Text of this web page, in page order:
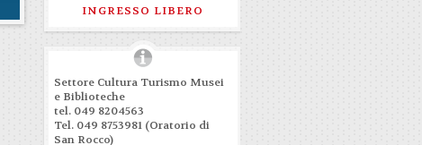
INGRESSO LIBERO
Settore Cultura Turismo Musei
e Biblioteche
tel. 049 8204563
Tel. 049 8753981 (Oratorio di
San Rocco)